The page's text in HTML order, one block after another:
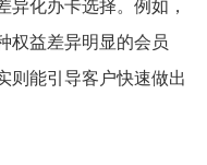
异化办卡选择。例如，
权益差异明显的会员
则能引导客户快速做出